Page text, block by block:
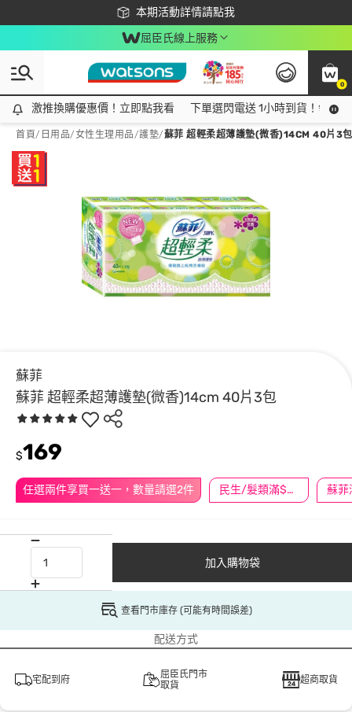
本期活動詳情請點我
下載app最高回饋$350
屈臣氏線上服務
0
激推換購優惠價！立即點我看
激推換購優惠價！立即點我看 下單選閃電送 1小時到貨！領神
首頁/ 日用品/女性生理用品/護墊/蘇菲 超輕柔超薄護墊(微香)14CM 40片3包
蘇菲
蘇菲 超輕柔超薄護墊(微香)14cm 40片3包
任選兩件享買一送一，數量請選2件 民生/髮類滿$388送舒潔冰巾
$169
加入購物袋
查看門市庫存 (可能有時間誤差)
配送方式
宅配到府
屈臣氏門市
取貨
超商取貨